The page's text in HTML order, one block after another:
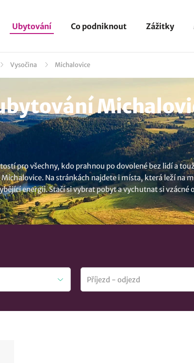
Ubytování Co podniknout Zážitky
Vysočina Michalovice
pro všechny, kdo prahnou po dovolené bez lidí a
Na stránkách najdete i místa, která leží na
energii. Stačí si vybrat pobyt a vychutnat si
Michalovice..